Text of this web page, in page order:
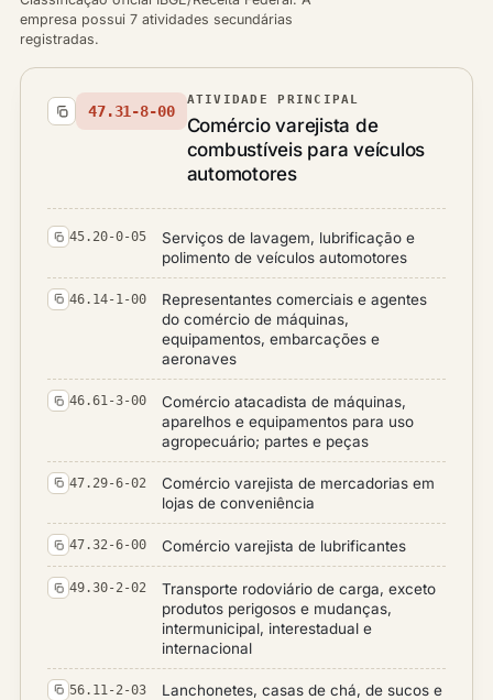
empresa possui 7 atividades secundárias
registradas.
47.31-8-00
ATIVIDADE PRINCIPAL
Comércio varejista de
combustíveis para veículos
automotores
45.20-0-05
Serviços de lavagem, lubrificação e
polimento de veículos automotores
46.14-1-00
Representantes comerciais e agentes
do comércio de máquinas,
equipamentos, embarcações e
aeronaves
46.61-3-00
Comércio atacadista de máquinas,
aparelhos e equipamentos para uso
agropecuário; partes e peças
47.29-6-02
Comércio varejista de mercadorias em
lojas de conveniência
47.32-6-00 Comércio varejista de lubrificantes
49.30-2-02
Transporte rodoviário de carga, exceto
produtos perigosos e mudanças,
intermunicipal, interestadual e
internacional
56.11-2-03
Lanchonetes, casas de chá, de sucos e